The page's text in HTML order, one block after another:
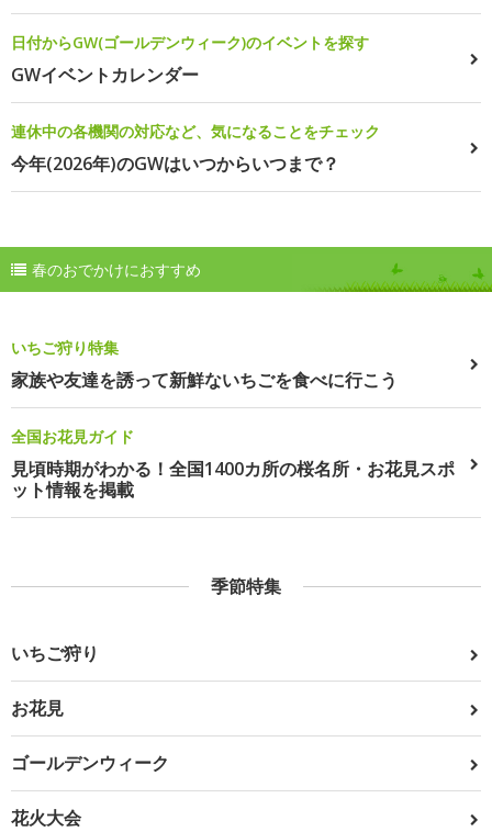
日付からGW(ゴールデンウィーク)のイベントを探す
GWイベントカレンダー
連休中の各機関の対応など、気になることをチェック
今年(2026年)のGWはいつからいつまで？
春のおでかけにおすすめ
いちご狩り特集
家族や友達を誘って新鮮ないちごを食べに行こう
全国お花見ガイド
見頃時期がわかる！全国1400カ所の桜名所・お花見スポ
ット情報を掲載
季節特集
いちご狩り
お花見
ゴールデンウィーク
花火大会